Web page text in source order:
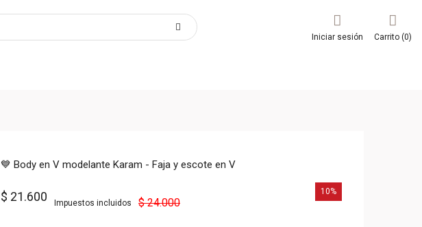
Iniciar sesión Carrito (0)
💙 Body en V modelante Karam - Faja y escote en V
$ 21.600 Impuestos incluidos $ 24.000
10%